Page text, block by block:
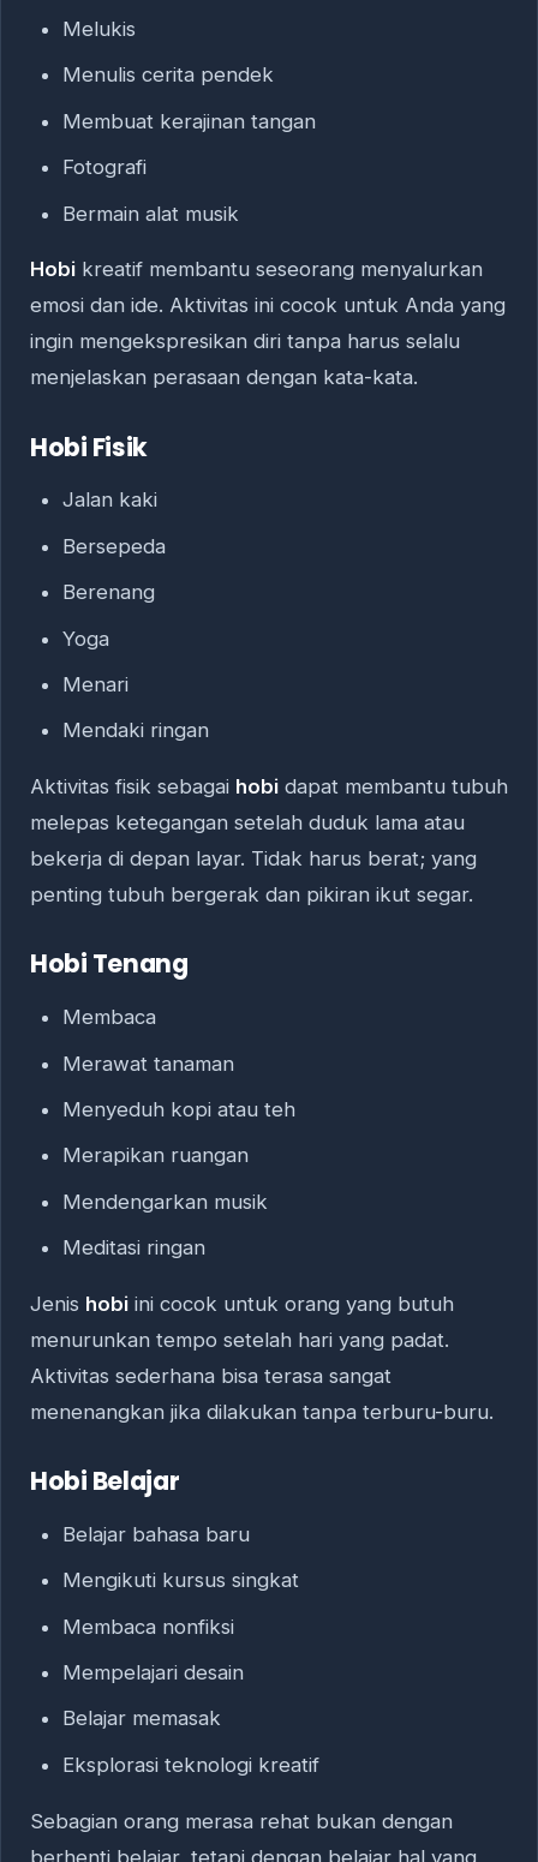
Melukis
Menulis cerita pendek
Membuat kerajinan tangan
Fotografi
Bermain alat musik
Hobi kreatif membantu seseorang menyalurkan
emosi dan ide. Aktivitas ini cocok untuk Anda yang
ingin mengekspresikan diri tanpa harus selalu
menjelaskan perasaan dengan kata-kata.
Hobi Fisik
Jalan kaki
Bersepeda
Berenang
Yoga
Menari
Mendaki ringan
Aktivitas fisik sebagai hobi dapat membantu tubuh
melepas ketegangan setelah duduk lama atau
bekerja di depan layar. Tidak harus berat; yang
penting tubuh bergerak dan pikiran ikut segar.
Hobi Tenang
Membaca
Merawat tanaman
Menyeduh kopi atau teh
Merapikan ruangan
Mendengarkan musik
Meditasi ringan
Jenis hobi ini cocok untuk orang yang butuh
menurunkan tempo setelah hari yang padat.
Aktivitas sederhana bisa terasa sangat
menenangkan jika dilakukan tanpa terburu-buru.
Hobi Belajar
Belajar bahasa baru
Mengikuti kursus singkat
Membaca nonfiksi
Mempelajari desain
Belajar memasak
Eksplorasi teknologi kreatif
Sebagian orang merasa rehat bukan dengan
berhenti belajar, tetapi dengan belajar hal yang